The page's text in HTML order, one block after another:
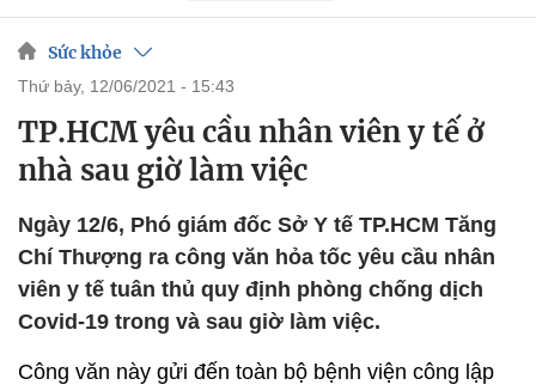
Sức khỏe
thứ bảy, 12/06/2021 - 15:43
TP.HCM yêu cầu nhân viên y tế ở
nhà sau giờ làm việc
Ngày 12/6, Phó giám đốc Sở Y tế TP.HCM Tăng
Chí Thượng ra công văn hỏa tốc yêu cầu nhân
viên y tế tuân thủ quy định phòng chống dịch
Covid-19 trong và sau giờ làm việc.
Công văn này gửi đến toàn bộ bệnh viện công lập